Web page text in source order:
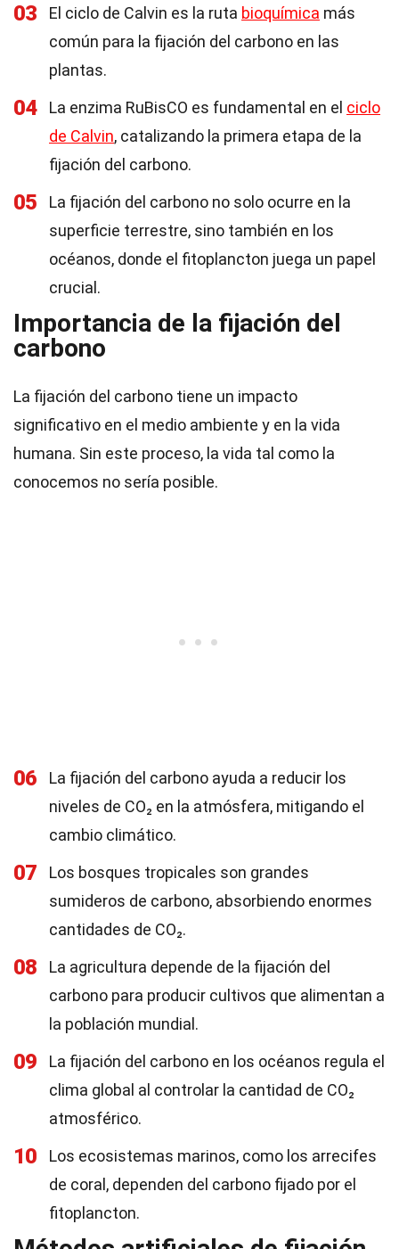
03 El ciclo de Calvin es la ruta bioquímica más
común para la fijación del carbono en las
plantas.
04 La enzima RuBisCO es fundamental en el ciclo
de Calvin, catalizando la primera etapa de la
fijación del carbono.
05
La fijación del carbono no solo ocurre en la
superficie terrestre, sino también en los
océanos, donde el fitoplancton juega un papel
crucial.
Importancia de la fijación del
carbono
La fijación del carbono tiene un impacto
significativo en el medio ambiente y en la vida
humana. Sin este proceso, la vida tal como la
conocemos no sería posible.
06
La fijación del carbono ayuda a reducir los
niveles de CO₂ en la atmósfera, mitigando el
cambio climático.
07
Los bosques tropicales son grandes
sumideros de carbono, absorbiendo enormes
cantidades de CO₂.
08
La agricultura depende de la fijación del
carbono para producir cultivos que alimentan a
la población mundial.
09
La fijación del carbono en los océanos regula el
clima global al controlar la cantidad de CO₂
atmosférico.
10
Los ecosistemas marinos, como los arrecifes
de coral, dependen del carbono fijado por el
fitoplancton.